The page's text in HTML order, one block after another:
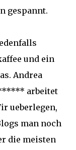
gespannt.
und ein
Andrea
arbeitet
ueberlegen,
man noch
die meisten